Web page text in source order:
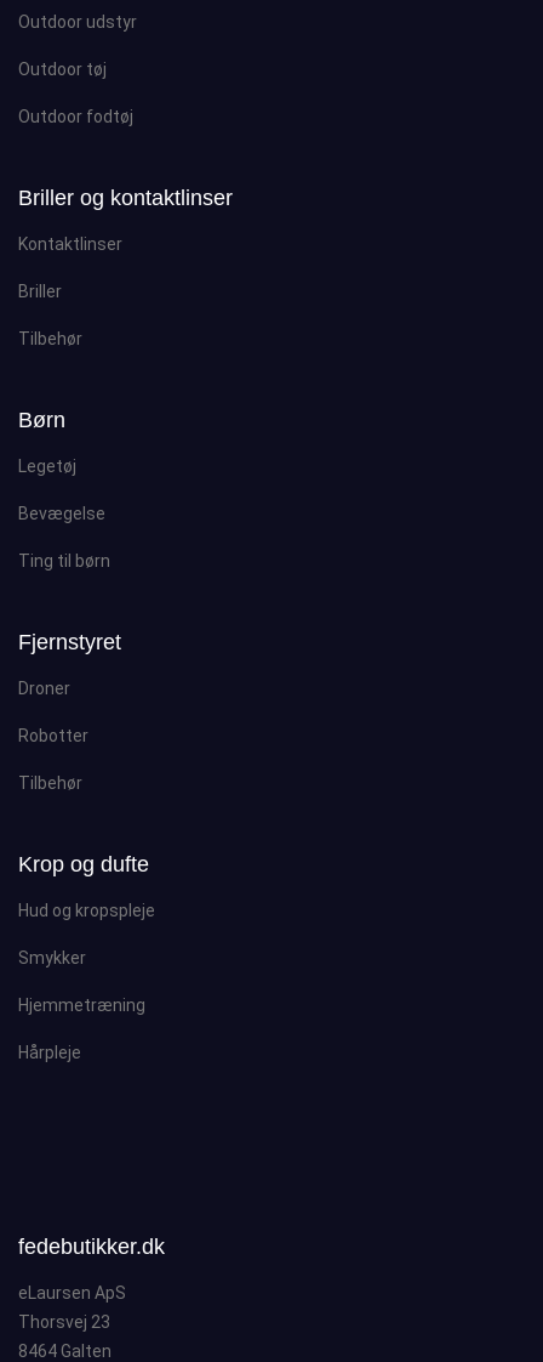
Outdoor udstyr
Outdoor tøj
Outdoor fodtøj
Briller og kontaktlinser
Kontaktlinser
Briller
Tilbehør
Børn
Legetøj
Bevægelse
Ting til børn
Fjernstyret
Droner
Robotter
Tilbehør
Krop og dufte
Hud og kropspleje
Smykker
Hjemmetræning
Hårpleje
fedebutikker.dk
eLaursen ApS
Thorsvej 23
8464 Galten